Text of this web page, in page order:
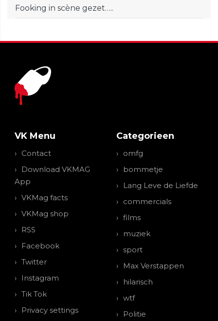
Fooking in scène gezet…..
VK Menu
Contact
Download VKMAG
App
VKMag facts
VKMag shop
RSS
Facebook
Twitter
Instagram
Tik Tok
Privacy settings
Categorieen
omfg
bommetje
Lang Leve de Liefde
commercials
films
muziek
sport
Max Verstappen
hilarisch
wtf
Politie